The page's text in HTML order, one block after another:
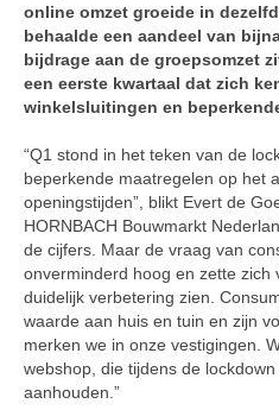
online omzet groeide in
behaalde een aandeel van
bijdrage aan de groepsomzet
een eerste kwartaal dat zich
winkelsluitingen en
“Q1 stond in het teken van de
beperkende maatregelen op het
openingstijden”, blikt Evert de
HORNBACH Bouwmarkt
de cijfers. Maar de vraag van
onverminderd hoog en zette zich
duidelijk verbetering zien.
waarde aan huis en tuin en zijn
merken we in onze vestigingen.
webshop, die tijdens de
aanhouden.”